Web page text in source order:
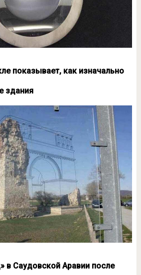
показывает, как изначально
здания
в Саудовской Аравии после